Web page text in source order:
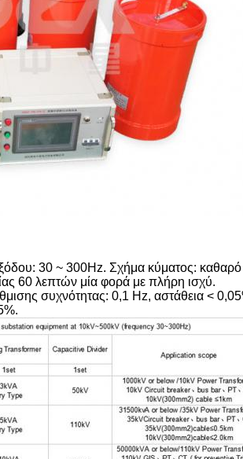
30 ~ 300Hz. Σχήμα κύματος:
60 λεπτών μία φορά με πλήρη ισχύ.
συχνότητας: 0,1 Hz, αστάθεια <